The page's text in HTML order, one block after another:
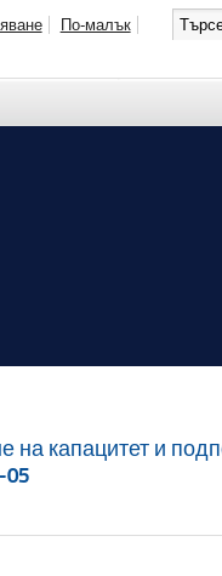
По-малък
капацитет и
05